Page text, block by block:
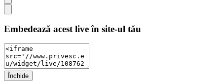
Embedează acest live în site-ul tău
Închide